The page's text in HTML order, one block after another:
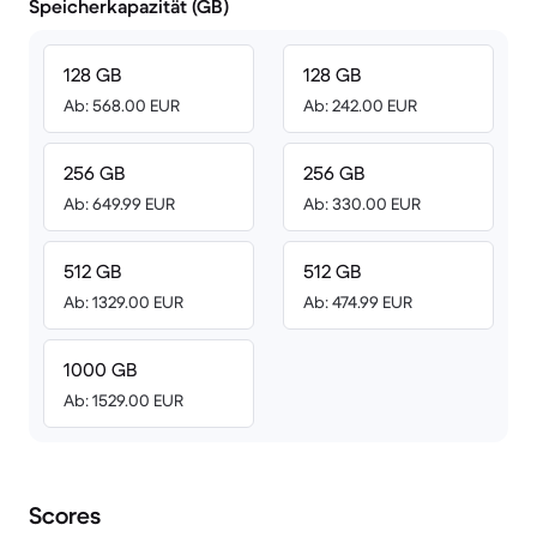
Speicherkapazität (GB)
128 GB
Ab: 568.00 EUR
256 GB
Ab: 649.99 EUR
512 GB
Ab: 1329.00 EUR
1000 GB
Ab: 1529.00 EUR
128 GB
Ab: 242.00 EUR
256 GB
Ab: 330.00 EUR
512 GB
Ab: 474.99 EUR
Scores